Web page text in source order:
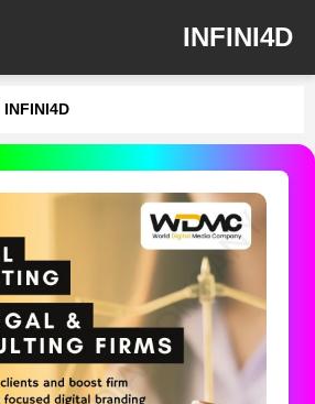
INFINI4D
INFINI4D